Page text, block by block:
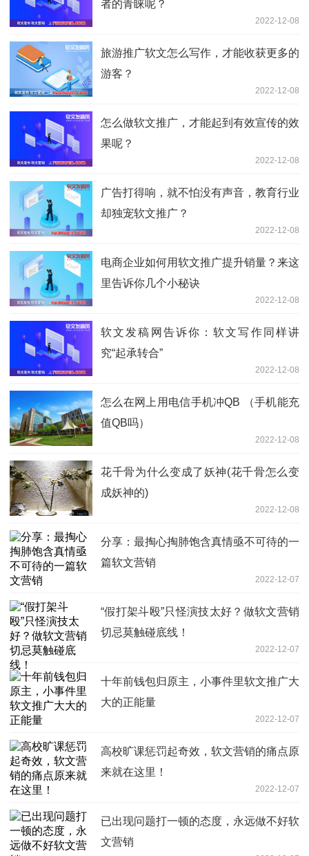
者的青睐呢？
2022-12-08
旅游推广软文怎么写作，才能收获更多的
游客？
2022-12-08
怎么做软文推广，才能起到有效宣传的效
果呢？
2022-12-08
广告打得响，就不怕没有声音，教育行业
却独宠软文推广？
2022-12-08
电商企业如何用软文推广提升销量？来这
里告诉你几个小秘诀
2022-12-08
软文发稿网告诉你：软文写作同样讲
究“起承转合”
2022-12-08
怎么在网上用电信手机冲QB （手机能充
值QB吗）
2022-12-08
花千骨为什么变成了妖神(花千骨怎么变
成妖神的)
2022-12-08
分享：最掏心掏肺饱含真情亟不可待的一
篇软文营销
2022-12-07
“假打架斗殴”只怪演技太好？做软文营销
切忌莫触碰底线！
2022-12-07
十年前钱包归原主，小事件里软文推广大
大的正能量
2022-12-07
高校旷课惩罚起奇效，软文营销的痛点原
来就在这里！
2022-12-07
已出现问题打一顿的态度，永远做不好软
文营销